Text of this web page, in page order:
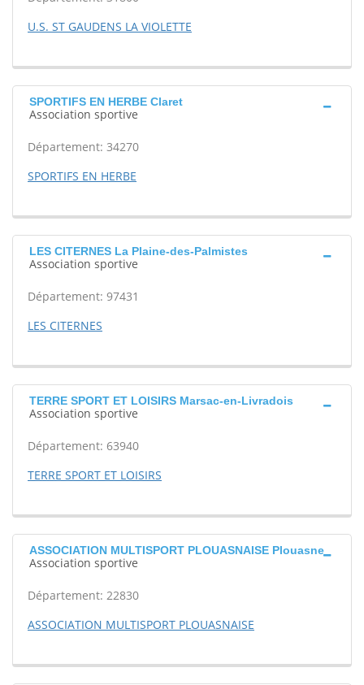
U.S. ST GAUDENS LA VIOLETTE
SPORTIFS EN HERBE Claret
Association sportive
Département: 34270
SPORTIFS EN HERBE
LES CITERNES La Plaine-des-Palmistes
Association sportive
Département: 97431
LES CITERNES
TERRE SPORT ET LOISIRS Marsac-en-Livradois
Association sportive
Département: 63940
TERRE SPORT ET LOISIRS
ASSOCIATION MULTISPORT PLOUASNAISE Plouasne
Association sportive
Département: 22830
ASSOCIATION MULTISPORT PLOUASNAISE